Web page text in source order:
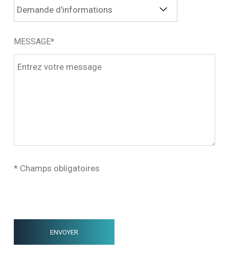
MESSAGE*
* Champs obligatoires